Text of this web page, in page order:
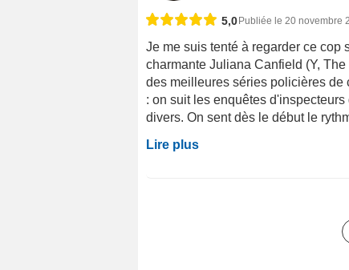
5,0Publiée le 20 novembre
Je me suis tenté à regarder ce
charmante Juliana Canfield (Y,
des meilleures séries policières de
: on suit les enquêtes
divers. On sent dès le début le
Lire plus